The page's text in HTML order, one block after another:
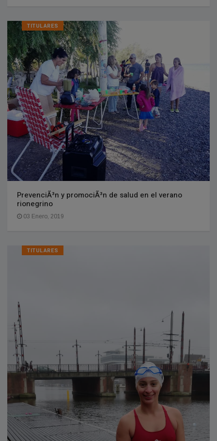
TITULARES
PrevenciÃ³n y promociÃ³n de salud en el verano
rionegrino
03 Enero, 2019
TITULARES